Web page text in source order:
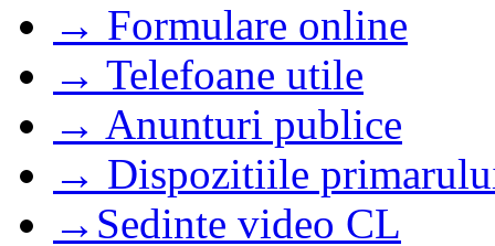
→ Formulare online
→ Telefoane utile
→ Anunturi publice
→ Dispozitiile
→Sedinte video CL